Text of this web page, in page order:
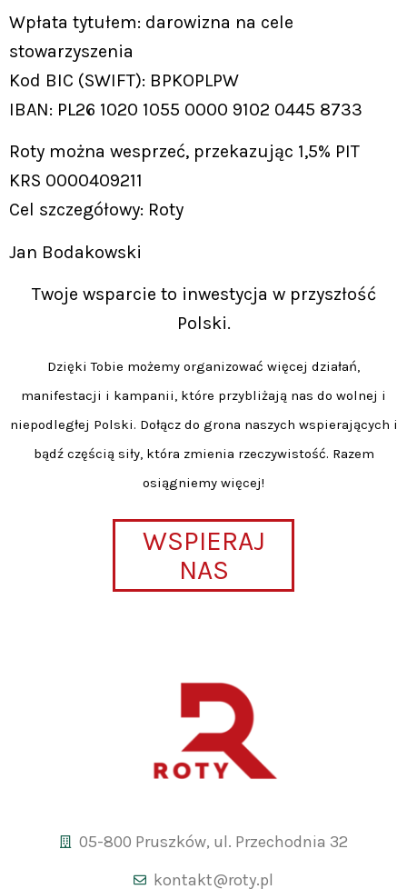
Wpłata tytułem: darowizna na cele
stowarzyszenia
Kod BIC (SWIFT): BPKOPLPW
IBAN: PL26 1020 1055 0000 9102 0445 8733
Roty można wesprzeć, przekazując 1,5% PIT
KRS 0000409211
Cel szczegółowy: Roty
Jan Bodakowski
Twoje wsparcie to inwestycja w przyszłość
Polski.
Dzięki Tobie możemy organizować więcej działań,
manifestacji i kampanii, które przybliżają nas do wolnej i
niepodległej Polski. Dołącz do grona naszych wspierających i
bądź częścią siły, która zmienia rzeczywistość. Razem
osiągniemy więcej!
WSPIERAJ
NAS
05-800 Pruszków, ul. Przechodnia 32
kontakt@roty.pl